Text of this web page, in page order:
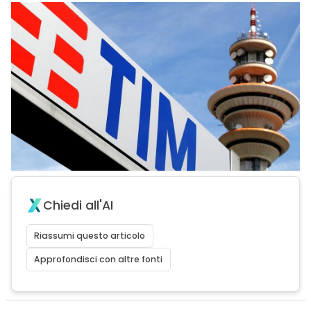
Chiedi all'AI
Riassumi questo articolo
Approfondisci con altre fonti